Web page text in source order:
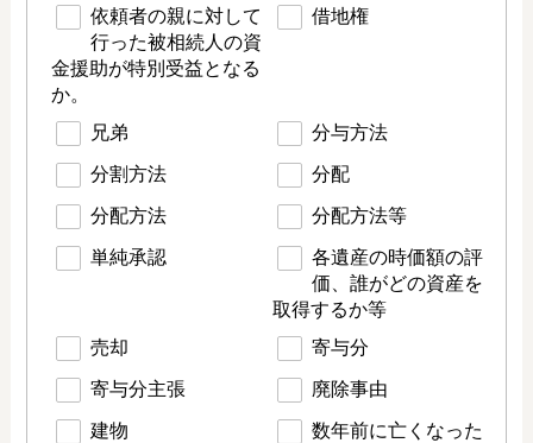
依頼者の親に対して
行った被相続人の資
金援助が特別受益となる
か。
借地権
兄弟 分与方法
分割方法 分配
分配方法 分配方法等
単純承認
各遺産の時価額の評
価、誰がどの資産を
取得するか等
売却
寄与分
寄与分主張 廃除事由
建物
数年前に亡くなった